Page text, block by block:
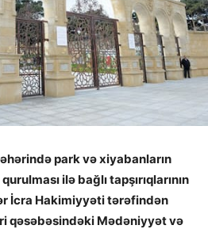
park və xiyabanların
ilə bağlı tapşırıqlarının
İcra Hakimiyyəti tərəfindən
qəsəbəsindəki Mədəniyyət və